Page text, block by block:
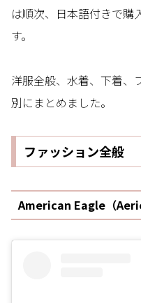
は順次、日本語付きで購
す。
洋服全般、水着、下着、
別にまとめました。
ファッション全般
American Eagle（Aerie